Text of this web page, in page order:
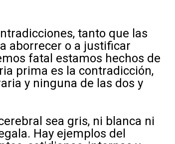
tanto que las
aborrecer o a justificar
fatal estamos hechos de
prima es la contradicción,
y ninguna de las dos y
sea gris, ni blanca ni
Hay ejemplos del